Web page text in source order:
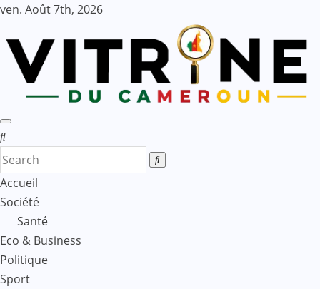
Skip
content
ven. Août 7th, 2026
Accueil
Société
Santé
Eco & Business
Politique
Sport